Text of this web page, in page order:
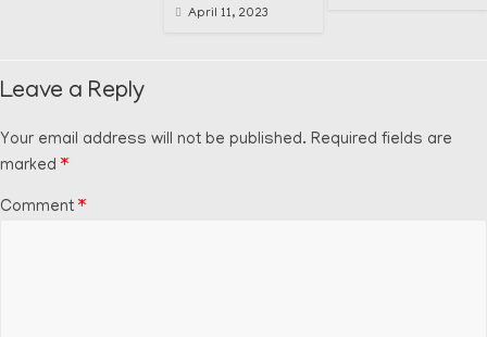
April 11, 2023
Leave a Reply
Your email address will not be published. Required fields are
marked *
Comment *